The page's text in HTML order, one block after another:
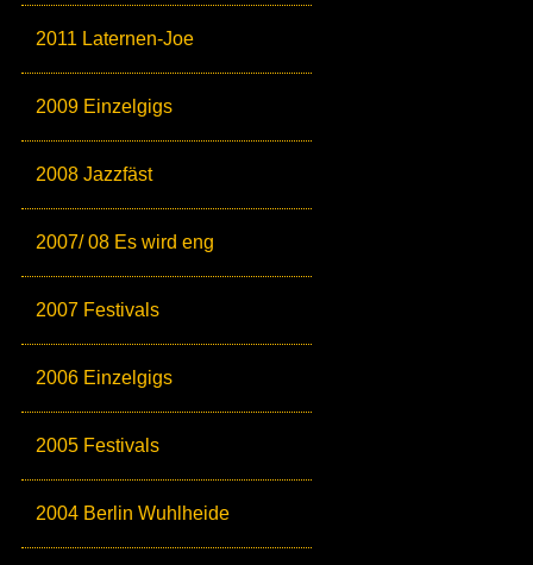
2011 Laternen-Joe
2009 Einzelgigs
2008 Jazzfäst
2007/ 08 Es wird eng
2007 Festivals
2006 Einzelgigs
2005 Festivals
2004 Berlin Wuhlheide